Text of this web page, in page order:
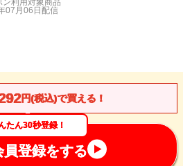
ン利用対象商品
07月06日 配信
円(税込)で買える！
たん30秒登録！
員登録をする